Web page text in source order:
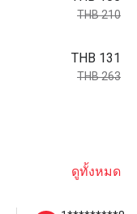
THB 210
THB 131
THB 263
ดูทั้งหมด